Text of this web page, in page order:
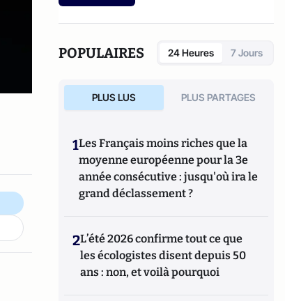
POPULAIRES 24 Heures 7 Jours
PLUS LUS PLUS PARTAGES
1Les Français moins riches que la
moyenne européenne pour la 3e
année consécutive : jusqu'où ira le
grand déclassement ?
2L’été 2026 confirme tout ce que
les écologistes disent depuis 50
ans : non, et voilà pourquoi